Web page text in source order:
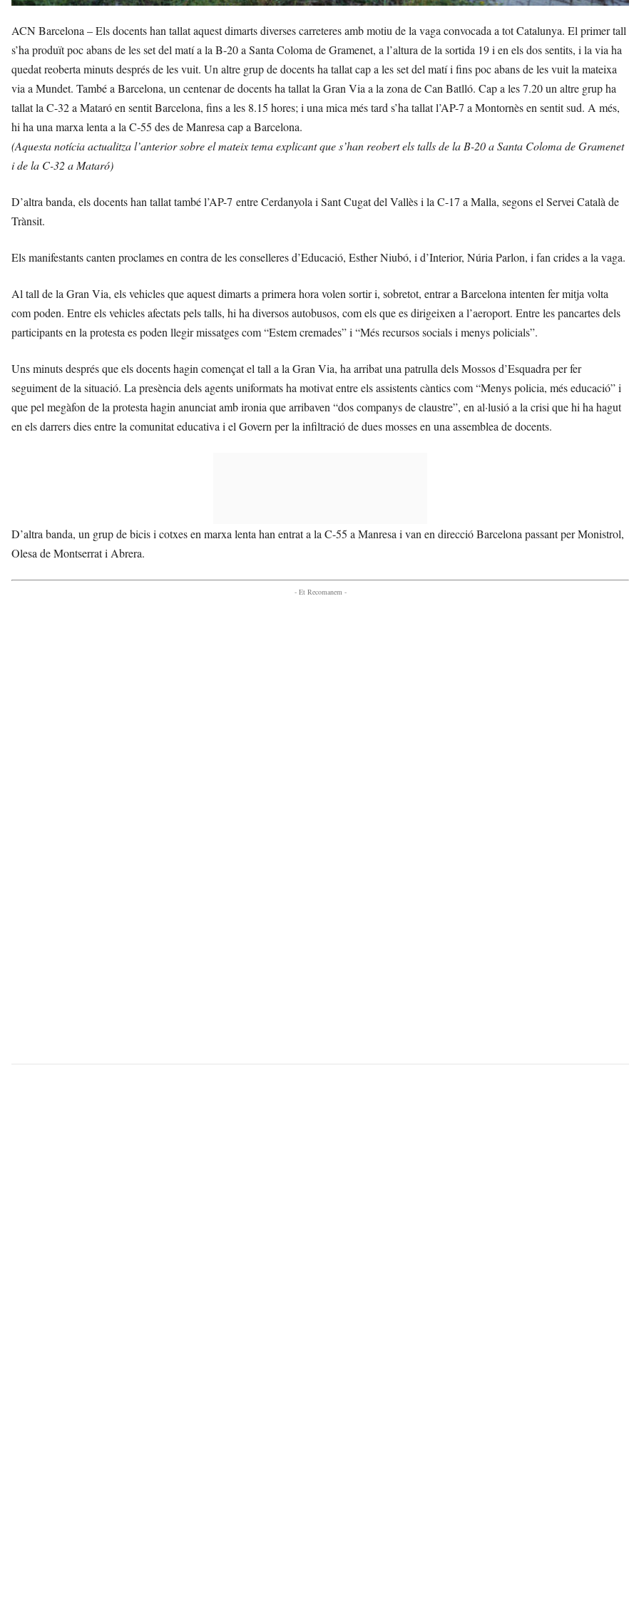
ACN Barcelona – Els docents han tallat aquest dimarts diverses carreteres amb motiu de la vaga convocada a tot Catalunya. El primer tall
s’ha produït poc abans de les set del matí a la B-20 a Santa Coloma de Gramenet, a l’altura de la sortida 19 i en els dos sentits, i la via ha
quedat reoberta minuts després de les vuit. Un altre grup de docents ha tallat cap a les set del matí i fins poc abans de les vuit la mateixa
via a Mundet. També a Barcelona, un centenar de docents ha tallat la Gran Via a la zona de Can Batlló. Cap a les 7.20 un altre grup ha
tallat la C-32 a Mataró en sentit Barcelona, fins a les 8.15 hores; i una mica més tard s’ha tallat l’AP-7 a Montornès en sentit sud. A més,
hi ha una marxa lenta a la C-55 des de Manresa cap a Barcelona.
(Aquesta notícia actualitza l’anterior sobre el mateix tema explicant que s’han reobert els talls de la B-20 a Santa Coloma de Gramenet
i de la C-32 a Mataró)
D’altra banda, els docents han tallat també l’AP-7 entre Cerdanyola i Sant Cugat del Vallès i la C-17 a Malla, segons el Servei Català de
Trànsit.
Els manifestants canten proclames en contra de les conselleres d’Educació, Esther Niubó, i d’Interior, Núria Parlon, i fan crides a la vaga.
Al tall de la Gran Via, els vehicles que aquest dimarts a primera hora volen sortir i, sobretot, entrar a Barcelona intenten fer mitja volta
com poden. Entre els vehicles afectats pels talls, hi ha diversos autobusos, com els que es dirigeixen a l’aeroport. Entre les pancartes dels
participants en la protesta es poden llegir missatges com “Estem cremades” i “Més recursos socials i menys policials”.
Uns minuts després que els docents hagin començat el tall a la Gran Via, ha arribat una patrulla dels Mossos d’Esquadra per fer
seguiment de la situació. La presència dels agents uniformats ha motivat entre els assistents càntics com “Menys policia, més educació” i
que pel megàfon de la protesta hagin anunciat amb ironia que arribaven “dos companys de claustre”, en al·lusió a la crisi que hi ha hagut
en els darrers dies entre la comunitat educativa i el Govern per la infiltració de dues mosses en una assemblea de docents.
D’altra banda, un grup de bicis i cotxes en marxa lenta han entrat a la C-55 a Manresa i van en direcció Barcelona passant per Monistrol,
Olesa de Montserrat i Abrera.
- Et Recomanem -